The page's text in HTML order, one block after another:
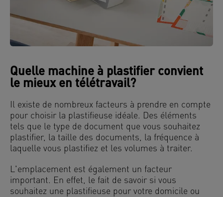
Quelle machine à plastifier convient
le mieux en télétravail?
Il existe de nombreux facteurs à prendre en compte
pour choisir la plastifieuse idéale. Des éléments
tels que le type de document que vous souhaitez
plastifier, la taille des documents, la fréquence à
laquelle vous plastifiez et les volumes à traiter.
L'emplacement est également un facteur
important. En effet, le fait de savoir si vous
souhaitez une plastifieuse pour votre domicile ou